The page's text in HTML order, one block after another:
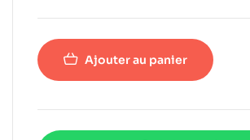
Ajouter au panier